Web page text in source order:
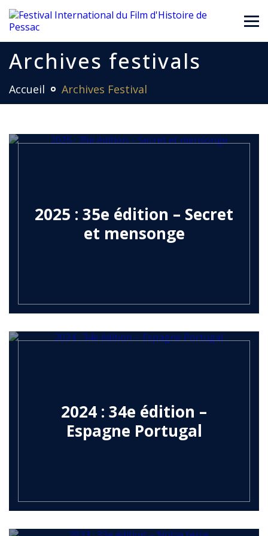
Archives festivals
Accueil Archives Festival
2025 : 35e édition – Secret
et mensonge
2024 : 34e édition –
Espagne Portugal